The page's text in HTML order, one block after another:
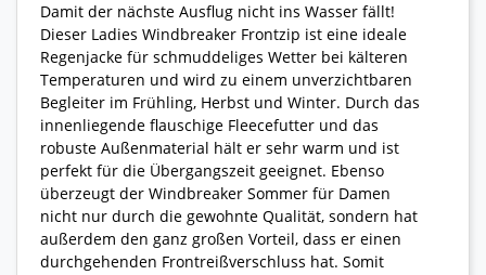
Damit der nächste Ausflug nicht ins Wasser fällt!
Dieser Ladies Windbreaker Frontzip ist eine ideale
Regenjacke für schmuddeliges Wetter bei kälteren
Temperaturen und wird zu einem unverzichtbaren
Begleiter im Frühling, Herbst und Winter. Durch das
innenliegende flauschige Fleecefutter und das
robuste Außenmaterial hält er sehr warm und ist
perfekt für die Übergangszeit geeignet. Ebenso
überzeugt der Windbreaker Sommer für Damen
nicht nur durch die gewohnte Qualität, sondern hat
außerdem den ganz großen Vorteil, dass er einen
durchgehenden Frontreißverschluss hat. Somit